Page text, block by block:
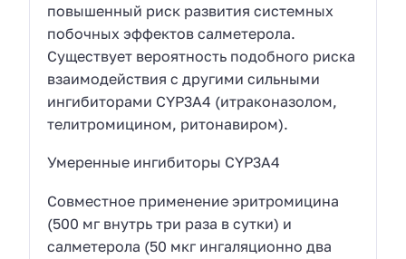
повышенный риск развития системных
побочных эффектов салметерола.
Существует вероятность подобного риска
взаимодействия с другими сильными
ингибиторами CYP3A4 (итраконазолом,
телитромицином, ритонавиром).
Умеренные ингибиторы CYP3A4
Совместное применение эритромицина
(500 мг внутрь три раза в сутки) и
салметерола (50 мкг ингаляционно два